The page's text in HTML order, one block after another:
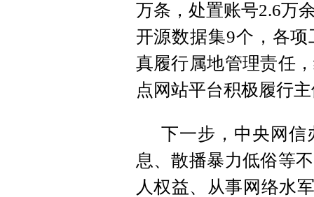
万条，处置账号2.6万
开源数据集9个，各
真履行属地管理责任
点网站平台积极履行
下一步，中央网信
息、散播暴力低俗等
人权益、从事网络水